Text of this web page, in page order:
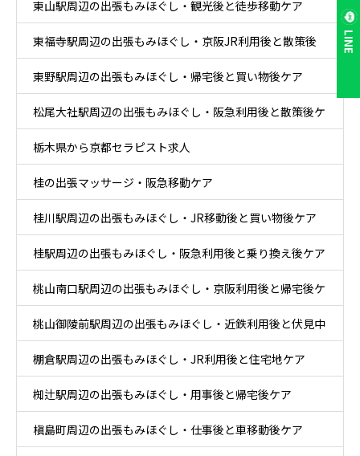
LINE
東山駅周辺の出張もみほぐし・観光後と徒歩移動ケア
東福寺駅周辺の出張もみほぐし・京阪JR利用後と散策後
ケア
東野駅周辺の出張もみほぐし・帰宅後と買い物後ケア
松尾大社駅周辺の出張もみほぐし・阪急利用後と散策後ケ
ア
栃木県から京都セラピスト求人
桂の出張マッサージ・阪急移動ケア
桂川駅周辺の出張もみほぐし・JR移動後と買い物後ケア
桂駅周辺の出張もみほぐし・阪急利用後と乗り換え後ケア
桃山南口駅周辺の出張もみほぐし・京阪利用後と帰宅後ケ
ア
桃山御陵前駅周辺の出張もみほぐし・近鉄利用後と伏見中
心部ケア
棚倉駅周辺の出張もみほぐし・JR利用後と住宅地ケア
椥辻駅周辺の出張もみほぐし・用事後と帰宅後ケア
槇島町周辺の出張もみほぐし・仕事後と車移動後ケア